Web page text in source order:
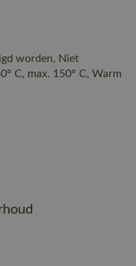
worden, Niet
C, max. 150° C, Warm